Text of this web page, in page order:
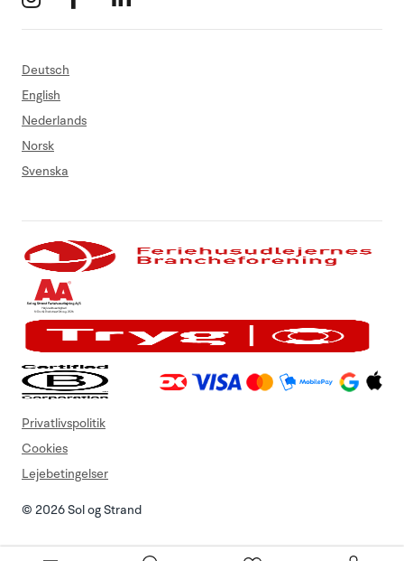
Deutsch
English
Nederlands
Norsk
Svenska
© 2026 Sol og Strand
Privatlivspolitik
Cookies
Lejebetingelser